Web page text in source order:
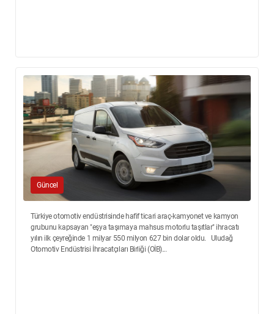
Güncel
Türkiye otomotiv endüstrisinde hafif ticari araç-kamyonet ve kamyon
grubunu kapsayan "eşya taşımaya mahsus motorlu taşıtlar" ihracatı
yılın ilk çeyreğinde 1 milyar 550 milyon 627 bin dolar oldu. Uludağ
Otomotiv Endüstrisi İhracatçıları Birliği (OİB)...